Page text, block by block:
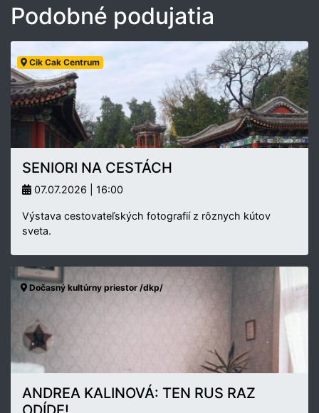
Podobné podujatia
Cik Cak Centrum
SENIORI NA CESTÁCH
07.07.2026 | 16:00
Výstava cestovateľských fotografií z rôznych kútov
sveta.
Dočasný kultúrny priestor /dkp/
ANDREA KALINOVÁ: TEN RUS RAZ